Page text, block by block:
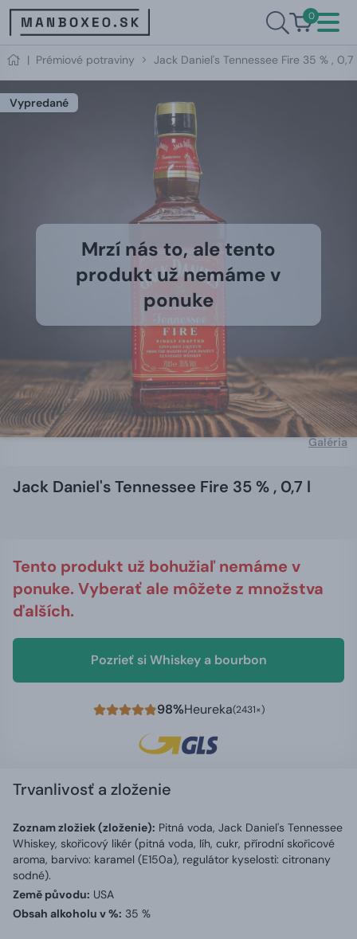
0
| Prémiové potraviny Jack Daniel's Tennessee Fire 35 % , 0,7
Vypredané
Mrzí nás to, ale tento
produkt už nemáme v
ponuke
Galéria
Jack Daniel's Tennessee Fire 35 % , 0,7 l
Tento produkt už bohužiaľ nemáme v
ponuke. Vyberať ale môžete z množstva
ďalších.
Pozrieť si Whiskey a bourbon
98%Heureka(2431×)
Trvanlivosť a zloženie
Zoznam zložiek (zloženie): Pitná voda, Jack Daniel's Tennessee
Whiskey, skořicový likér (pitná voda, líh, cukr, přírodní skořicové
aroma, barvivo: karamel (E150a), regulátor kyselosti: citronany
sodné).
Země původu: USA
Obsah alkoholu v %: 35 %